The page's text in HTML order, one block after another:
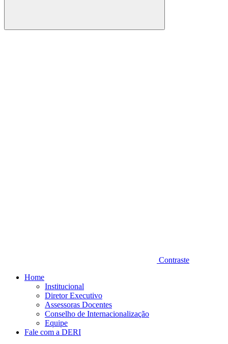
Buscar
Contraste
Home
Institucional
Diretor Executivo
Assessoras Docentes
Conselho de Internacionalização
Equipe
Fale com a DERI